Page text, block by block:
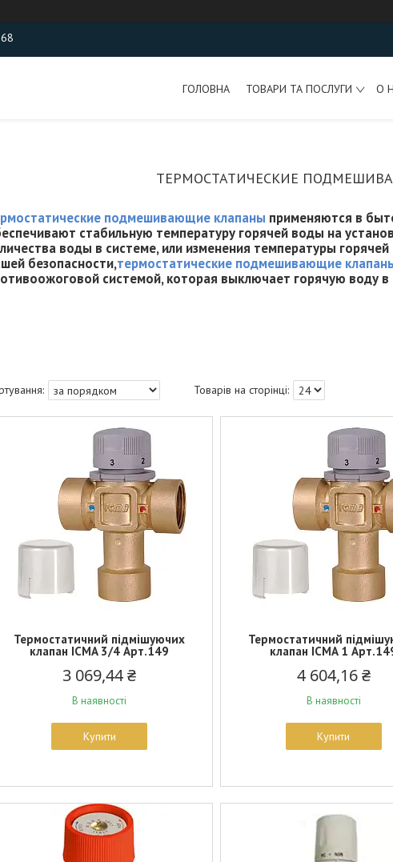
ГОЛОВНА ТОВАРИ ТА ПОСЛУГИ О
ТЕРМОСТАТИЧЕСКИЕ
подмешивающие клапаны применяются в
стабильную температуру горячей воды на
воды в системе, или изменения температуры
безопасности,термостатические подмешивающие
системой, которая выключает горячую воду
Термостатичний підмішуючих
клапан ICMA 3/4 Арт.149
3 069,44 ₴
В наявності
Купити
Термостатичний
клапан ICMA 1
4 604,16 ₴
В наявності
Купити